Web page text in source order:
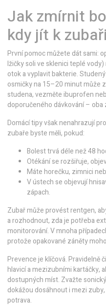
Jak zmírnit
kdy jít k zubaři
První pomoc můžete dát sami:
lžičky soli ve sklenici teplé
otok a vyplavit bakterie.
osmičky na 15–20 minut může
studena, vezměte ibuprofen
doporučeného dávkování – oba
Domácí tipy však nenahrazují
zubaře byste měli, pokud:
Bolest trvá déle než 48
Otékání se rozšiřuje,
Máte horečku, zimnici
V ústech se objevují
zápach.
Zubař může provést rentgen,
a rozhodnout, zda je potřeba
monitorování. V mnoha
protože opakované záněty
Prevence je klíčová. Pravidelně
hlavicí a mezizubními kartáčky,
dostupných míst. Zvažte
dokážou dosáhnout i mezi
potrava.